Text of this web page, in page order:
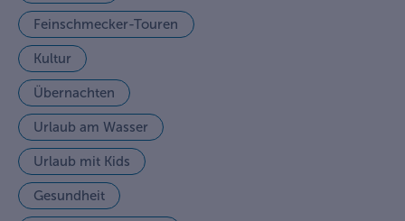
Feinschmecker-Touren
Kultur
Übernachten
Urlaub am Wasser
Urlaub mit Kids
Gesundheit